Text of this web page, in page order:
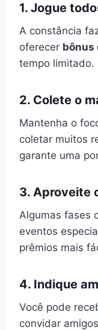
1. Jogue
A constância
oferecer bônus
tempo limitado.
2. Colete o
Mantenha o
coletar muitos
garante uma
3. Aproveite
Algumas fases
eventos
prêmios mais
4. Indique
Você pode
convidar